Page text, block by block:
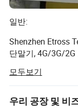
4G 모듈과 모바일
으로 통화 종료를 수
사용자 친화적인 웹
SIM 교환
숫자를 사전 설정된
일반:
Shenzhen Etross
단말기, 4G/3G/
무선 제품 개발 및
희는 고객들에게
최고의 통신 및 IT
모두보기
우리 공장 및 비